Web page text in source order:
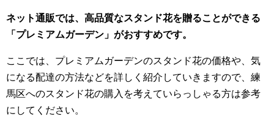
ネット通販では、高品質なスタンド花を贈ることができる
「プレミアムガーデン」がおすすめです。
ここでは、プレミアムガーデンのスタンド花の価格や、気
になる配達の方法などを詳しく紹介していきますので、練
馬区へのスタンド花の購入を考えていらっしゃる方は参考
にしてください。